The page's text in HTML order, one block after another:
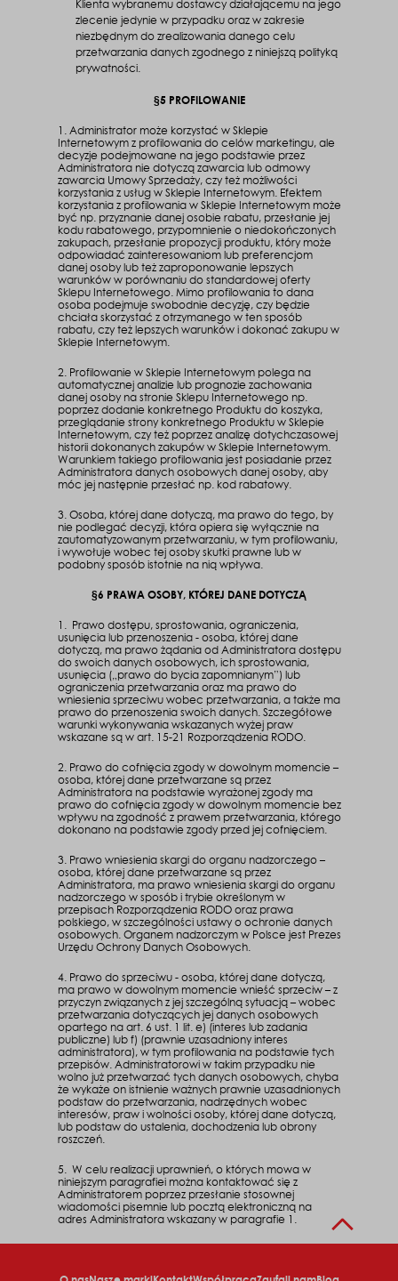
Klienta wybranemu dostawcy działającemu na jego
zlecenie jedynie w przypadku oraz w zakresie
niezbędnym do zrealizowania danego celu
przetwarzania danych zgodnego z niniejszą polityką
prywatności.
§5 PROFILOWANIE
1. Administrator może korzystać w Sklepie
Internetowym z profilowania do celów marketingu, ale
decyzje podejmowane na jego podstawie przez
Administratora nie dotyczą zawarcia lub odmowy
zawarcia Umowy Sprzedaży, czy też możliwości
korzystania z usług w Sklepie Internetowym. Efektem
korzystania z profilowania w Sklepie Internetowym może
być np. przyznanie danej osobie rabatu, przesłanie jej
kodu rabatowego, przypomnienie o niedokończonych
zakupach, przesłanie propozycji produktu, który może
odpowiadać zainteresowaniom lub preferencjom
danej osoby lub też zaproponowanie lepszych
warunków w porównaniu do standardowej oferty
Sklepu Internetowego. Mimo profilowania to dana
osoba podejmuje swobodnie decyzję, czy będzie
chciała skorzystać z otrzymanego w ten sposób
rabatu, czy też lepszych warunków i dokonać zakupu w
Sklepie Internetowym.
2. Profilowanie w Sklepie Internetowym polega na
automatycznej analizie lub prognozie zachowania
danej osoby na stronie Sklepu Internetowego np.
poprzez dodanie konkretnego Produktu do koszyka,
przeglądanie strony konkretnego Produktu w Sklepie
Internetowym, czy też poprzez analizę dotychczasowej
historii dokonanych zakupów w Sklepie Internetowym.
Warunkiem takiego profilowania jest posiadanie przez
Administratora danych osobowych danej osoby, aby
móc jej następnie przesłać np. kod rabatowy.
3. Osoba, której dane dotyczą, ma prawo do tego, by
nie podlegać decyzji, która opiera się wyłącznie na
zautomatyzowanym przetwarzaniu, w tym profilowaniu,
i wywołuje wobec tej osoby skutki prawne lub w
podobny sposób istotnie na nią wpływa.
§6 PRAWA OSOBY, KTÓREJ DANE DOTYCZĄ
1. Prawo dostępu, sprostowania, ograniczenia,
usunięcia lub przenoszenia - osoba, której dane
dotyczą, ma prawo żądania od Administratora dostępu
do swoich danych osobowych, ich sprostowania,
usunięcia („prawo do bycia zapomnianym”) lub
ograniczenia przetwarzania oraz ma prawo do
wniesienia sprzeciwu wobec przetwarzania, a także ma
prawo do przenoszenia swoich danych. Szczegółowe
warunki wykonywania wskazanych wyżej praw
wskazane są w art. 15-21 Rozporządzenia RODO.
2. Prawo do cofnięcia zgody w dowolnym momencie –
osoba, której dane przetwarzane są przez
Administratora na podstawie wyrażonej zgody ma
prawo do cofnięcia zgody w dowolnym momencie bez
wpływu na zgodność z prawem przetwarzania, którego
dokonano na podstawie zgody przed jej cofnięciem.
3. Prawo wniesienia skargi do organu nadzorczego –
osoba, której dane przetwarzane są przez
Administratora, ma prawo wniesienia skargi do organu
nadzorczego w sposób i trybie określonym w
przepisach Rozporządzenia RODO oraz prawa
polskiego, w szczególności ustawy o ochronie danych
osobowych. Organem nadzorczym w Polsce jest Prezes
Urzędu Ochrony Danych Osobowych.
4. Prawo do sprzeciwu - osoba, której dane dotyczą,
ma prawo w dowolnym momencie wnieść sprzeciw – z
przyczyn związanych z jej szczególną sytuacją – wobec
przetwarzania dotyczących jej danych osobowych
opartego na art. 6 ust. 1 lit. e) (interes lub zadania
publiczne) lub f) (prawnie uzasadniony interes
administratora), w tym profilowania na podstawie tych
przepisów. Administratorowi w takim przypadku nie
wolno już przetwarzać tych danych osobowych, chyba
że wykaże on istnienie ważnych prawnie uzasadnionych
podstaw do przetwarzania, nadrzędnych wobec
interesów, praw i wolności osoby, której dane dotyczą,
lub podstaw do ustalenia, dochodzenia lub obrony
roszczeń.
5. W celu realizacji uprawnień, o których mowa w
niniejszym paragrafiei można kontaktować się z
Administratorem poprzez przesłanie stosownej
wiadomości pisemnie lub pocztą elektroniczną na
adres Administratora wskazany w paragrafie 1.